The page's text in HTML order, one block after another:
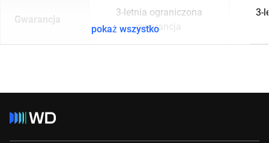
Gwarancja
3-letnia ograniczona
gwarancja
3-
pokaż wszystko